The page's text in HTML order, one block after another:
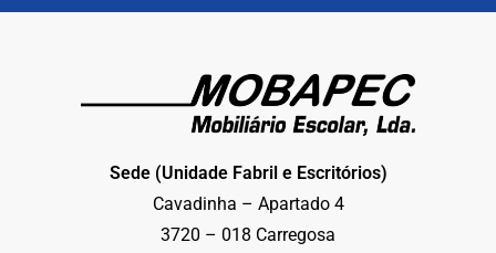
Sede (Unidade Fabril e Escritórios)
Cavadinha – Apartado 4
3720 – 018 Carregosa